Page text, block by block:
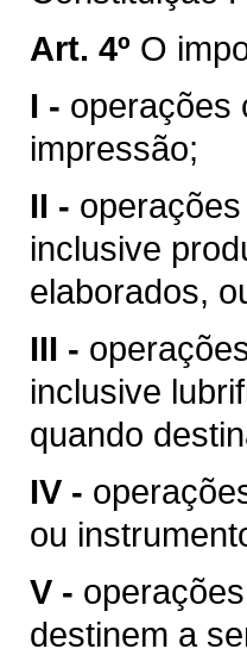
Art. 4º O
I - operações
impressão;
II -
inclusive
elaborados,
III -
inclusive
quando
IV -
ou
V -
destinem a